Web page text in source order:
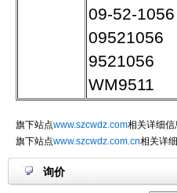
09-52-1056
09521056
9521056
WM9511
旗下站点www.szcwdz.com相关详细信
旗下站点www.szcwdz.com.cn相关详
询价